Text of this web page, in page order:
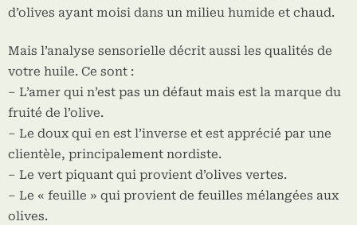
d’olives ayant moisi dans un milieu humide et chaud.
Mais l’analyse sensorielle décrit aussi les qualités de
votre huile. Ce sont :
– L’amer qui n’est pas un défaut mais est la marque du
fruité de l’olive.
– Le doux qui en est l’inverse et est apprécié par une
clientèle, principalement nordiste.
– Le vert piquant qui provient d’olives vertes.
– Le « feuille » qui provient de feuilles mélangées aux
olives.